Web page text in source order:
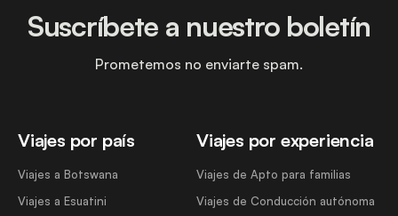
Viajes por país
Viajes a Botswana
Viajes a Esuatini
Viajes por experiencia
Viajes de Apto para familias
Viajes de Conducción autónoma
Suscríbete a nuestro boletín
Prometemos no enviarte spam.